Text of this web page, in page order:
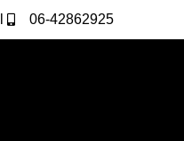
06-42862925